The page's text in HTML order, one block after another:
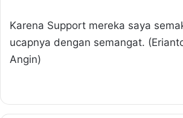
Karena Support mereka saya
ucapnya dengan semangat.
Angin)